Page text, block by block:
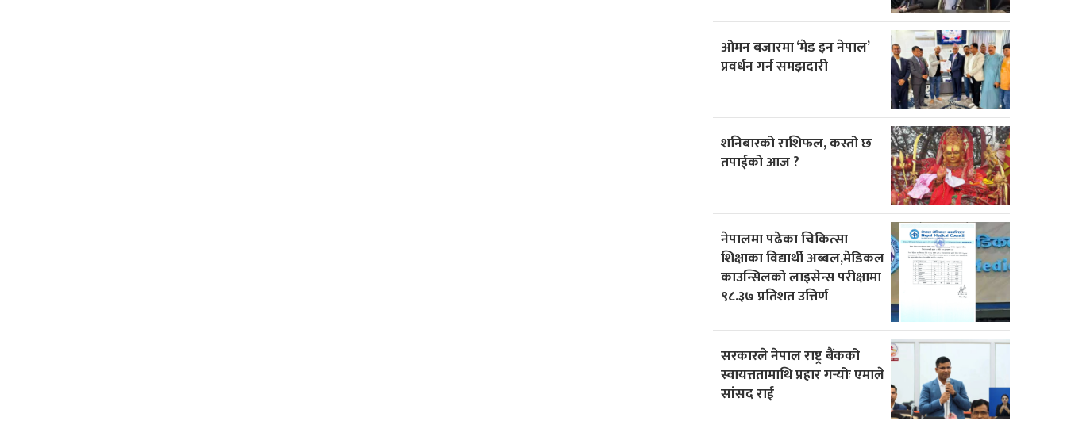
ओमन बजारमा ‘मेड इन नेपाल’
प्रवर्धन गर्न समझदारी
शनिबारको राशिफल, कस्तो छ
तपाईको आज ?
नेपालमा पढेका चिकित्सा
शिक्षाका विद्यार्थी अब्बल,मेडिकल
काउन्सिलको लाइसेन्स परीक्षामा
९८.३७ प्रतिशत उत्तिर्ण
सरकारले नेपाल राष्ट्र बैंकको
स्वायत्ततामाथि प्रहार गर्‍योः एमाले
सांसद राई